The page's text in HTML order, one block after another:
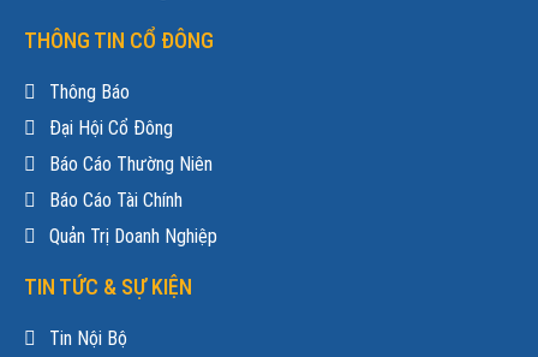
THÔNG TIN CỔ ĐÔNG
Thông Báo
Đại Hội Cổ Đông
Báo Cáo Thường Niên
Báo Cáo Tài Chính
Quản Trị Doanh Nghiệp
TIN TỨC & SỰ KIỆN
Tin Nội Bộ